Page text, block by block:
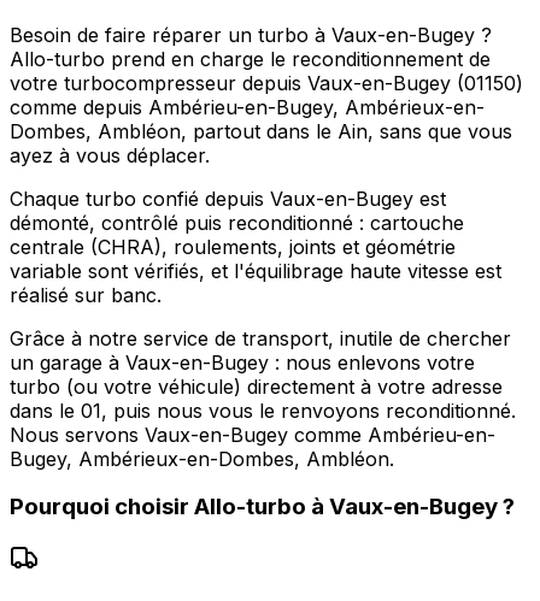
Besoin de faire réparer un turbo à Vaux-en-Bugey ?
Allo-turbo prend en charge le reconditionnement de
votre turbocompresseur depuis Vaux-en-Bugey (01150)
comme depuis Ambérieu-en-Bugey, Ambérieux-en-
Dombes, Ambléon, partout dans le Ain, sans que vous
ayez à vous déplacer.
Chaque turbo confié depuis Vaux-en-Bugey est
démonté, contrôlé puis reconditionné : cartouche
centrale (CHRA), roulements, joints et géométrie
variable sont vérifiés, et l'équilibrage haute vitesse est
réalisé sur banc.
Grâce à notre service de transport, inutile de chercher
un garage à Vaux-en-Bugey : nous enlevons votre
turbo (ou votre véhicule) directement à votre adresse
dans le 01, puis nous vous le renvoyons reconditionné.
Nous servons Vaux-en-Bugey comme Ambérieu-en-
Bugey, Ambérieux-en-Dombes, Ambléon.
Pourquoi choisir Allo-turbo à Vaux-en-Bugey?